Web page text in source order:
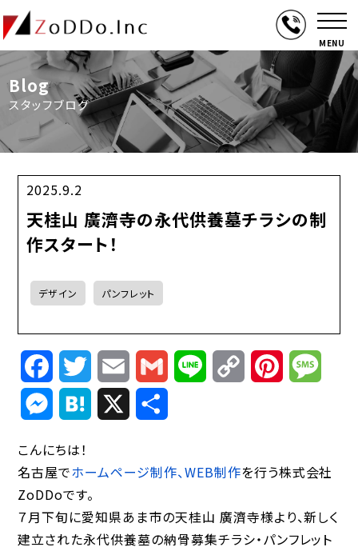
MENU
Blog
スタッフブログ
2025.9.2
天桂山 廣濟寺の永代供養墓チラシの制
作スタート！
デザイン パンフレット
FacebookTwitterEmail Gmail Line
Copy
Link
Pinterest
Messenger
Hatena
こんにちは！
名古屋でホームページ制作、WEB制作を行う株式会社
ZoDDoです。
７月下旬に愛知県あま市の天桂山 廣濟寺様より、新しく
建立された永代供養墓の納骨募集チラシ・パンフレット